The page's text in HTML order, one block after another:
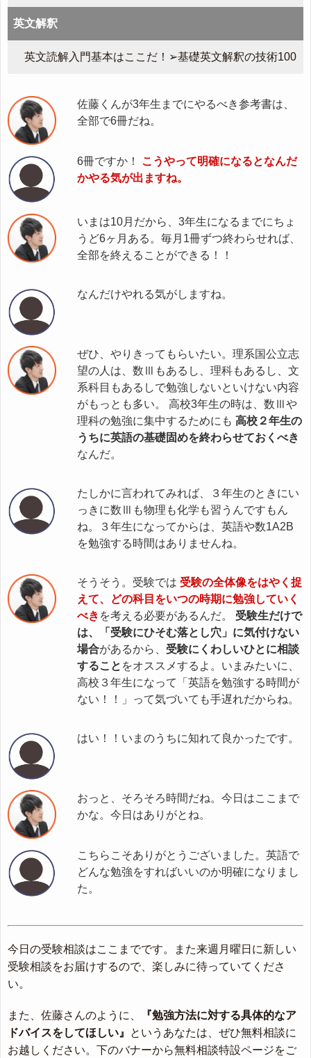
英文解釈
英文読解入門基本はここだ！➢基礎英文解釈の技術100
佐藤くんが3年生までにやるべき参考書は、
全部で6冊だね。
6冊ですか！
こうやって明確になるとなんだ
かやる気が出ますね。
いまは10月だから、3年生になるまでにちょ
うど6ヶ月ある。毎月1冊ずつ終わらせれば、
全部を終えることができる！！
なんだけやれる気がしますね。
ぜひ、やりきってもらいたい。理系国公立志
望の人は、数Ⅲもあるし、理科もあるし、文
系科目もあるしで勉強しないといけない内容
がもっとも多い。 高校3年生の時は、数Ⅲや
理科の勉強に集中するためにも 高校２年生の
うちに英語の基礎固めを終わらせておくべき
なんだ。
たしかに言われてみれば、３年生のときにい
っきに数Ⅲも物理も化学も習うんですもん
ね。３年生になってからは、英語や数1A2B
を勉強する時間はありませんね。
そうそう。受験では 受験の全体像をはやく捉
えて、どの科目をいつの時期に勉強していく
べき を考える必要があるんだ。 受験生だけで
は、「受験にひそむ落とし穴」に気付けない
場合があるから、 受験にくわしいひとに相談
すること をオススメするよ。いまみたいに、
高校３年生になって「英語を勉強する時間が
ない！！」って気づいても手遅れだからね。
はい！！いまのうちに知れて良かったです。
おっと、そろそろ時間だね。今日はここまで
かな。今日はありがとね。
こちらこそありがとうございました。英語で
どんな勉強をすればいいのか明確になりまし
た。
今日の受験相談はここまでです。また来週月曜日に新しい
受験相談をお届けするので、楽しみに待っていてくださ
い。
また、佐藤さんのように、
『勉強方法に対する具体的なア
ドバイスをしてほしい』
というあなたは、ぜひ無料相談に
お越しください。下のバナーから無料相談特設ページをご